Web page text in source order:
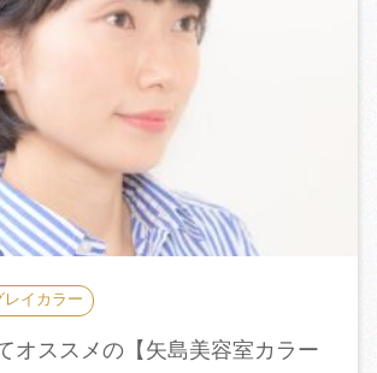
レイカラー
オススメの【矢島美容室カラー